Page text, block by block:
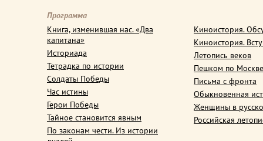
Программа
Книга, изменившая нас. «Два
капитана»
Историада
Тетрадка по истории
Солдаты Победы
Час истины
Герои Победы
Тайное становится явным
По законам чести. Из истории
Киноистория.
Киноистория.
Летопись веков
Пешком по Москве
Письма с фронта
Обыкновенная
Женщины в
Российская